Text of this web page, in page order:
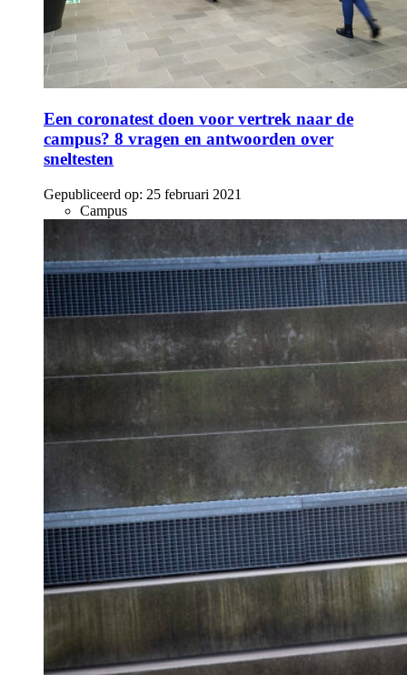
Een coronatest doen voor vertrek naar de
campus? 8 vragen en antwoorden over
sneltesten
Gepubliceerd op: 25 februari 2021
Campus